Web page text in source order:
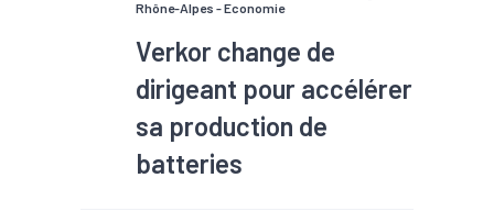
Rhône-Alpes - Economie
Verkor change de
dirigeant pour accélérer
sa production de
batteries